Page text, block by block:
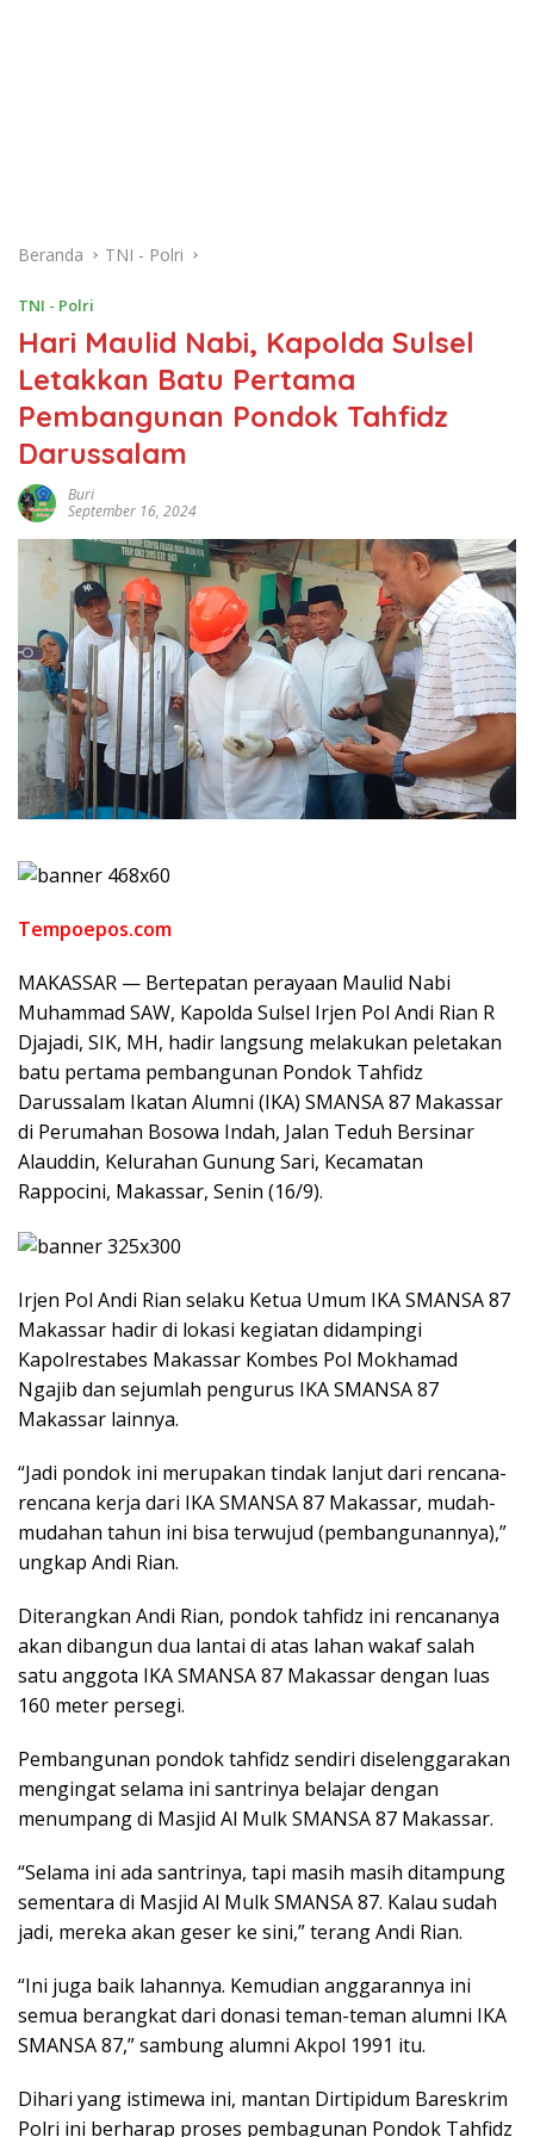
Beranda TNI - Polri
TNI - Polri
Hari Maulid Nabi, Kapolda Sulsel
Letakkan Batu Pertama
Pembangunan Pondok Tahfidz
Darussalam
Buri
September 16, 2024
Tempoepos.com
MAKASSAR — Bertepatan perayaan Maulid Nabi
Muhammad SAW, Kapolda Sulsel Irjen Pol Andi Rian R
Djajadi, SIK, MH, hadir langsung melakukan peletakan
batu pertama pembangunan Pondok Tahfidz
Darussalam Ikatan Alumni (IKA) SMANSA 87 Makassar
di Perumahan Bosowa Indah, Jalan Teduh Bersinar
Alauddin, Kelurahan Gunung Sari, Kecamatan
Rappocini, Makassar, Senin (16/9).
Irjen Pol Andi Rian selaku Ketua Umum IKA SMANSA 87
Makassar hadir di lokasi kegiatan didampingi
Kapolrestabes Makassar Kombes Pol Mokhamad
Ngajib dan sejumlah pengurus IKA SMANSA 87
Makassar lainnya.
“Jadi pondok ini merupakan tindak lanjut dari rencana-
rencana kerja dari IKA SMANSA 87 Makassar, mudah-
mudahan tahun ini bisa terwujud (pembangunannya),”
ungkap Andi Rian.
Diterangkan Andi Rian, pondok tahfidz ini rencananya
akan dibangun dua lantai di atas lahan wakaf salah
satu anggota IKA SMANSA 87 Makassar dengan luas
160 meter persegi.
Pembangunan pondok tahfidz sendiri diselenggarakan
mengingat selama ini santrinya belajar dengan
menumpang di Masjid Al Mulk SMANSA 87 Makassar.
“Selama ini ada santrinya, tapi masih masih ditampung
sementara di Masjid Al Mulk SMANSA 87. Kalau sudah
jadi, mereka akan geser ke sini,” terang Andi Rian.
“Ini juga baik lahannya. Kemudian anggarannya ini
semua berangkat dari donasi teman-teman alumni IKA
SMANSA 87,” sambung alumni Akpol 1991 itu.
Dihari yang istimewa ini, mantan Dirtipidum Bareskrim
Polri ini berharap proses pembagunan Pondok Tahfidz